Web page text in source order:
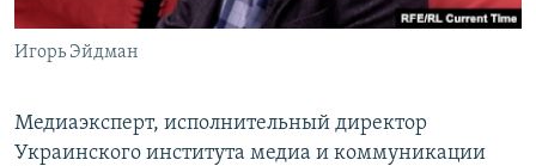
Игорь Эйдман
Медиаэксперт, исполнительный директор
Украинского института медиа и коммуникации